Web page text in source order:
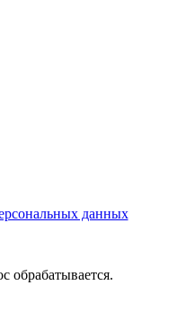
данных
обрабатывается.